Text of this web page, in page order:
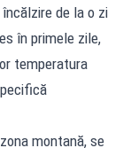
de la o zi
în primele zile,
temperatura
montană, se